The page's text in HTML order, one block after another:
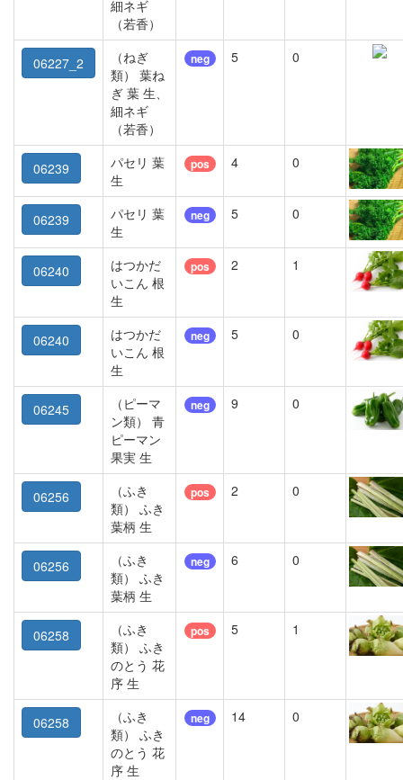
細ネギ
（若香）
06227_2
（ねぎ
類） 葉ね
ぎ 葉 生、
細ネギ
（若香）
neg 5 0
06239
パセリ 葉
生
pos 4 0
06239
パセリ 葉
生
neg 5 0
06240
はつかだ
いこん 根
生
pos 2 1
06240
はつかだ
いこん 根
生
neg 5 0
06245
（ピーマ
ン類） 青
ピーマン
果実 生
neg 9 0
06256
（ふき
類） ふき
葉柄 生
pos 2 0
06256
（ふき
類） ふき
葉柄 生
neg 6 0
06258
（ふき
類） ふき
のとう 花
序 生
pos 5 1
06258
（ふき
類） ふき
のとう 花
序 生
neg 14 0